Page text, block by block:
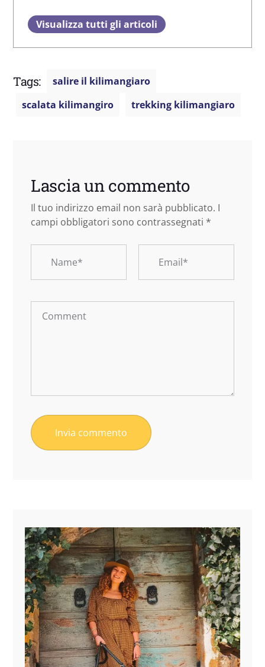
Visualizza tutti gli articoli
Tags:
salire il kilimangiaro
scalata kilimangiro
trekking kilimangiaro
Lascia un commento
Il tuo indirizzo email non sarà pubblicato. I
campi obbligatori sono contrassegnati *